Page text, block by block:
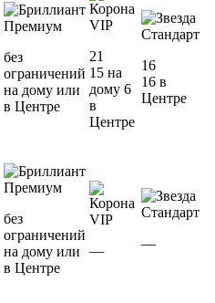
Премиум
без
ограничений
на дому или
в Центре
VIP
21
15 на
дому 6
в
Центре
Стандарт
16
16 в
Центре
Премиум
без
ограничений
на дому или
в Центре
VIP
—
Стандарт
—